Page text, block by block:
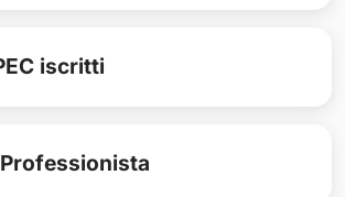
iscritti